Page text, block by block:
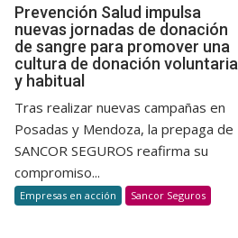
Prevención
Salud
impulsa
nuevas
de
donación
de
para
promover
Prevención Salud impulsa
nuevas jornadas de donación
de sangre para promover una
cultura de donación voluntaria
y habitual
Tras realizar nuevas campañas en
Posadas y Mendoza, la prepaga de
SANCOR SEGUROS reafirma su
compromiso...
Empresas en acción Sancor Seguros